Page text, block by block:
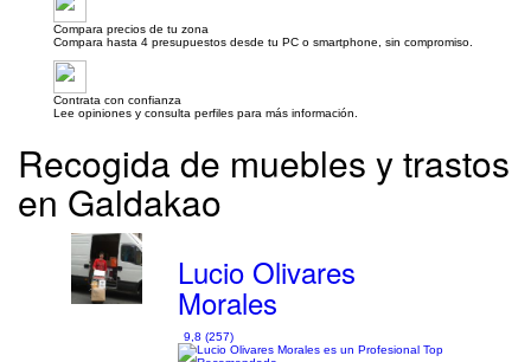
Compara precios de tu zona
Compara hasta 4 presupuestos desde tu PC o smartphone, sin compromiso.
Contrata con confianza
Lee opiniones y consulta perfiles para más información.
Recogida de muebles y trastos
en Galdakao
Lucio Olivares
Morales
9,8 (257)